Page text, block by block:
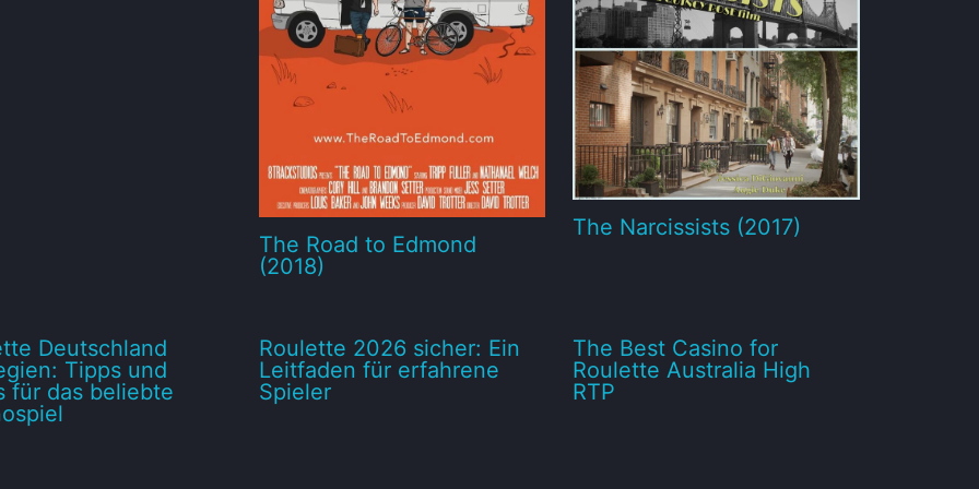
The Road to Edmond
(2018)
The Narcissists (2017)
Deutschland
Tipps und
für das beliebte
Roulette 2026 sicher: Ein
Leitfaden für erfahrene
Spieler
The Best Casino for
Roulette Australia High
RTP